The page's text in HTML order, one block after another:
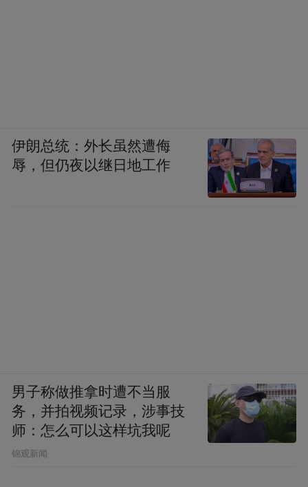
伊朗总统：外长虽然遭侮
辱，但仍夜以继日地工作
男子称做推拿时遭不当服
务，并拍视频记录，涉事技
师：怎么可以这样坑我呢
锦观新闻